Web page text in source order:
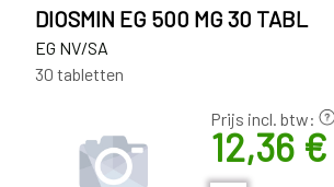
DIOSMIN EG 500 MG 30 TABL
EG NV/SA
30 tabletten
Prijs incl. btw:
12,36 €